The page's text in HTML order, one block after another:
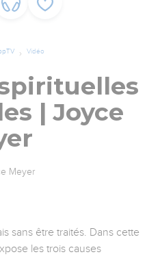
Vidéo
| Joyce
Meyer
sans être traités. Dans cette
les trois causes